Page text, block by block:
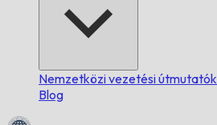
Nemzetközi vezetési útmutatók
Blog